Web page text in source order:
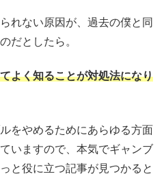
れない原因が、過去の僕と同
だとしたら。
よく知ることが対処法になり
をやめるためにあらゆる方面
いますので、本気でギャンブ
と役に立つ記事が見つかると